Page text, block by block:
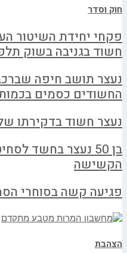
חוק וסדר
פקחי יחידת השיטור
חשוד בגניבה בשוק
נעצר תושב חיפה
החשודים כסמים
נעצר חשוד בדקירתו של
בן 50 נעצר בחשד
הקשישה
פגיעה קשה בסוחרי
הצהבת